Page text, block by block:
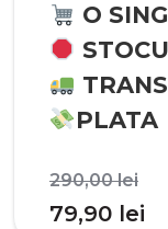
O
PLATA
290,00lei
79,90 lei